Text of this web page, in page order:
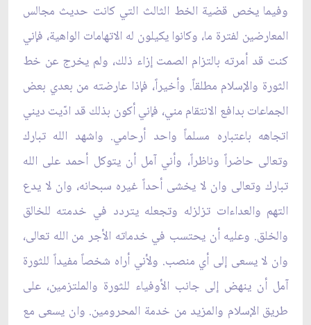
وفيما يخص قضية الخط الثالث التي كانت حديث مجالس
المعارضين لفترة ما، وكانوا يكيلون له الاتهامات الواهية، فإني
كنت قد أمرته بالتزام الصمت إزاء ذلك، ولم يخرج عن خط
الثورة والإسلام مطلقاً. وأخيراً، فإذا عارضته من بعدي بعض
الجماعات بدافع الانتقام مني، فإني أكون بذلك قد ادّيت ديني
اتجاهه باعتباره مسلماً واحد أرحامي. واشهد الله تبارك
وتعالى حاضراً وناظراً، وأني آمل أن يتوكل أحمد على الله
تبارك وتعالى وان لا يخشى أحداً غيره سبحانه، وان لا يدع
التهم والعداءات تزلزله وتجعله يتردد في خدمته للخالق
والخلق. وعليه أن يحتسب في خدماته الأجر من الله تعالى،
وان لا يسعى إلى أي منصب. ولأني أراه شخصاً مفيداً للثورة
آمل أن ينهض إلى جانب الأوفياء للثورة والملتزمين، على
طريق الإسلام والمزيد من خدمة المحرومين. وان يسعى مع